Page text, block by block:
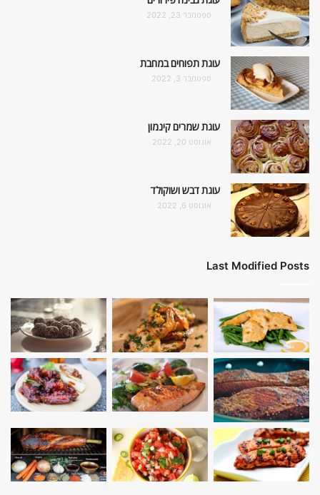
ספטמבר 23, 2022
עוגת תפוחים במחבת
ספטמבר 3, 2022
עוגת שמרים קינמון
אוגוסט 20, 2022
עוגת דבש ושוקולד
אוגוסט 6, 2022
Last Modified Posts